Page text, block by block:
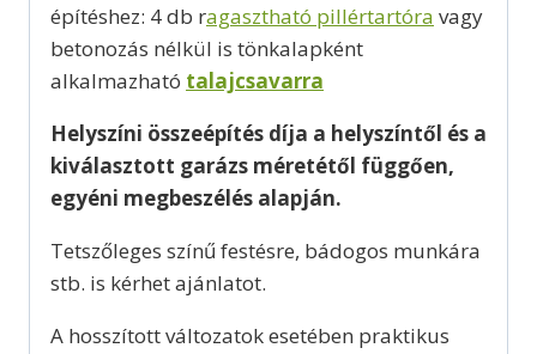
építéshez: 4 db ragasztható pillértartóra vagy
betonozás nélkül is tönkalapként
alkalmazható talajcsavarra
Helyszíni összeépítés díja a helyszíntől és a
kiválasztott garázs méretétől függően,
egyéni megbeszélés alapján.
Tetszőleges színű festésre, bádogos munkára
stb. is kérhet ajánlatot.
A hosszított változatok esetében praktikus